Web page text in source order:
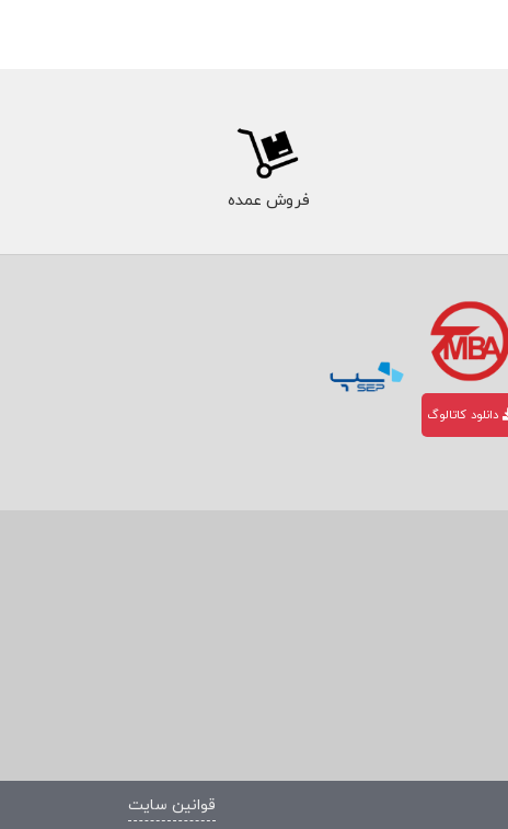
فروش عمده
دانلود کاتالوگ
قوانین سایت